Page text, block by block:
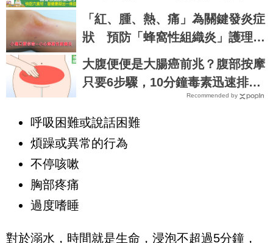
日健康 Health
「紅、腫、熱、痛」為關鍵發炎症
狀 預防「蜂窩性組織炎」護理師
指導七招
大腹便便是大腸癌前兆？腹部按摩
只要6步驟，10分鐘毒素迅速排空
Recommended by
呼吸困難或說話困難
煩躁或異常的行為
不停咳嗽
胸部疼痛
過度嗜睡
對於溺水，時間就是生命，浸泡不超過5分鐘，